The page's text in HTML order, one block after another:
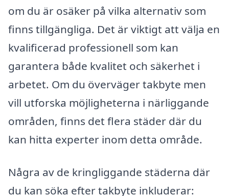
om du är osäker på vilka alternativ som
finns tillgängliga. Det är viktigt att välja en
kvalificerad professionell som kan
garantera både kvalitet och säkerhet i
arbetet. Om du överväger takbyte men
vill utforska möjligheterna i närliggande
områden, finns det flera städer där du
kan hitta experter inom detta område.
Några av de kringliggande städerna där
du kan söka efter takbyte inkluderar: